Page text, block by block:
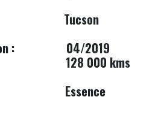
Tucson
:
​​04/2019
128 000 kms
Essence